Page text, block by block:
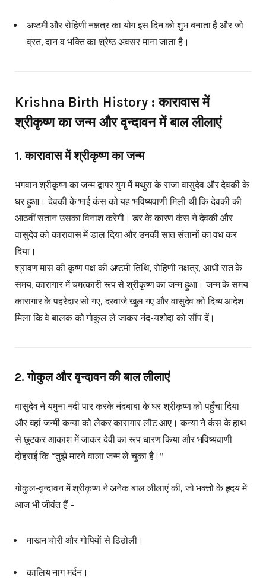
अष्टमी और रोहिणी नक्षत्र का योग इस दिन को शुभ बनाता है और जो
व्रत, दान व भक्ति का श्रेष्ठ अवसर माना जाता है।
Krishna Birth History : कारावास में
श्रीकृष्ण का जन्म और वृन्दावन में बाल लीलाएं
1. कारावास में श्रीकृष्ण का जन्म
भगवान श्रीकृष्ण का जन्म द्वापर युग में मथुरा के राजा वासुदेव और देवकी के
घर हुआ। देवकी के भाई कंस को यह भविष्यवाणी मिली थी कि देवकी की
आठवीं संतान उसका विनाश करेगी। डर के कारण कंस ने देवकी और
वासुदेव को कारावास में डाल दिया और उनकी सात संतानों का वध कर
दिया।
श्रावण मास की कृष्ण पक्ष की अष्टमी तिथि, रोहिणी नक्षत्र, आधी रात के
समय, कारागार में चमत्कारी रूप से श्रीकृष्ण का जन्म हुआ। जन्म के समय
कारागार के पहरेदार सो गए, दरवाजे खुल गए और वासुदेव को दिव्य आदेश
मिला कि वे बालक को गोकुल ले जाकर नंद-यशोदा को सौंप दें।
2. गोकुल और वृन्दावन की बाल लीलाएं
वासुदेव ने यमुना नदी पार करके नंदबाबा के घर श्रीकृष्ण को पहुँचा दिया
और वहां जन्मी कन्या को लेकर कारागार लौट आए। कन्या ने कंस के हाथ
से छूटकर आकाश में जाकर देवी का रूप धारण किया और भविष्यवाणी
दोहराई कि “तुझे मारने वाला जन्म ले चुका है।”
गोकुल-वृन्दावन में श्रीकृष्ण ने अनेक बाल लीलाएं कीं, जो भक्तों के हृदय में
आज भी जीवंत हैं –
माखन चोरी और गोपियों से ठिठोली।
कालिय नाग मर्दन।